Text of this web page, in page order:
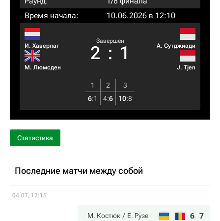
Время начала:
10.06.2026 в 12:10
И. Хаверлаг
М. Люмсден
Завершен
2 : 1 А. Сутджиади
J. Tjen
1 2
3
6:1 4:6 10:8
Статистика
Последние матчи между собой
04.07, 17:15
М. Костюк Е. Рузе 6 7